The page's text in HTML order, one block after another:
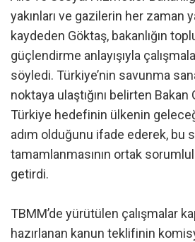
yakınları ve gazilerin her zaman
kaydeden Göktaş, bakanlığın
güçlendirme anlayışıyla
söyledi. Türkiye’nin savunma
noktaya ulaştığını belirten
Türkiye hedefinin ülkenin
adım olduğunu ifade ederek, bu
tamamlanmasının ortak
getirdi.
TBMM’de yürütülen çalışmalar
hazırlanan kanun teklifinin